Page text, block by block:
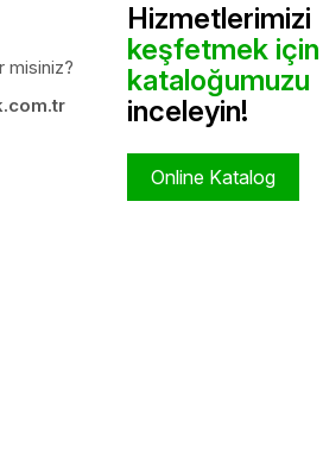
misiniz?
Hizmetlerimizi
keşfetmek için
kataloğumuzu
inceleyin!
Online Katalog